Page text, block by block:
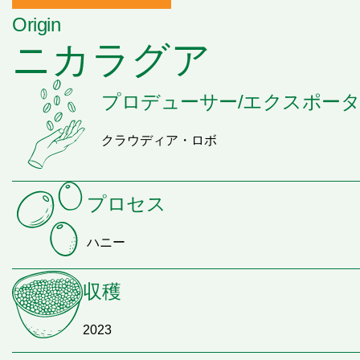
Origin
ニカラグア
プロデューサー/エクスポー
クラウディア・ロボ
プロセス
ハニー
収穫
2023